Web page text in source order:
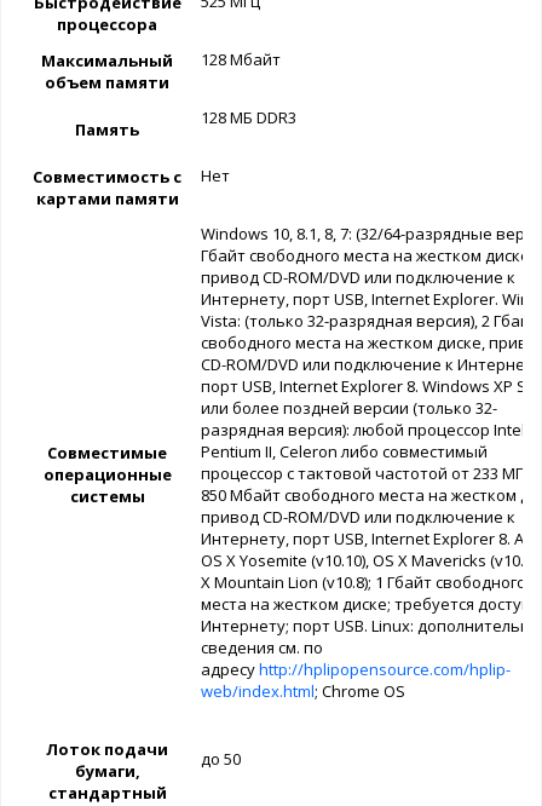
процессора
Максимальный
объем памяти
128 Мбайт
Память
128 МБ DDR3
Совместимость с
картами памяти
Нет
Совместимые
операционные
системы
Windows 10, 8.1, 8, 7: (32/64-разрядные
Гбайт свободного места на жестком диске,
привод CD-ROM/DVD или подключение к
Интернету, порт USB, Internet Explorer.
Vista: (только 32-разрядная версия), 2 Гбайт
свободного места на жестком диске,
CD-ROM/DVD или подключение к
порт USB, Internet Explorer 8. Windows XP
или более поздней версии (только 32-
разрядная версия): любой процессор Intel
Pentium II, Celeron либо совместимый
процессор с тактовой частотой от 233 МГц,
850 Мбайт свободного места на жестком
привод CD-ROM/DVD или подключение к
Интернету, порт USB, Internet Explorer 8.
OS X Yosemite (v10.10), OS X Mavericks
X Mountain Lion (v10.8); 1 Гбайт свободного
места на жестком диске; требуется доступ к
Интернету; порт USB. Linux:
сведения см. по
адресуhttp://hplipopensource.com/hplip-
web/index.html; Chrome OS
Лоток подачи
бумаги,
стандартный
до 50